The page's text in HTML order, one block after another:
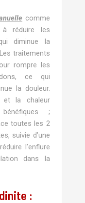
comme
à réduire les
diminue la
traitements
rompre les
ce qui
la douleur.
et la chaleur
;
toutes les 2
suivie d’une
l’enflure
dans la
: